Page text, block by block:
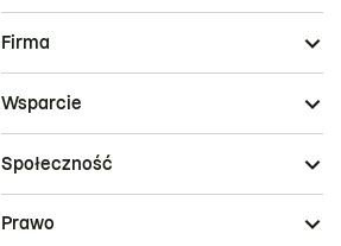
Firma
Wsparcie
Społeczność
Prawo